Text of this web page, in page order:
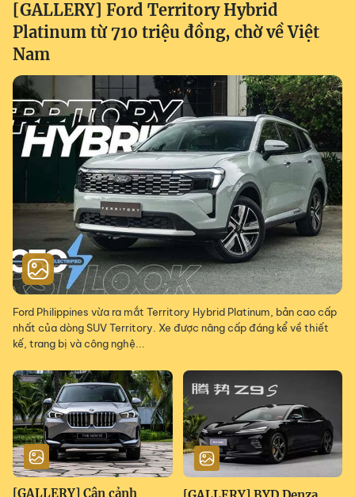
[GALLERY] Ford Territory Hybrid
Platinum từ 710 triệu đồng, chờ về Việt
Nam
Ford Philippines vừa ra mắt Territory Hybrid Platinum, bản cao cấp
nhất của dòng SUV Territory. Xe được nâng cấp đáng kể về thiết
kế, trang bị và công nghệ...
[GALLERY] Cận cảnh